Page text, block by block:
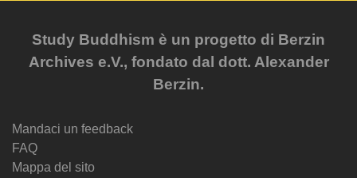
Study Buddhism è un progetto di Berzin
Archives e.V., fondato dal dott. Alexander
Berzin.
Mandaci un feedback
FAQ
Mappa del sito